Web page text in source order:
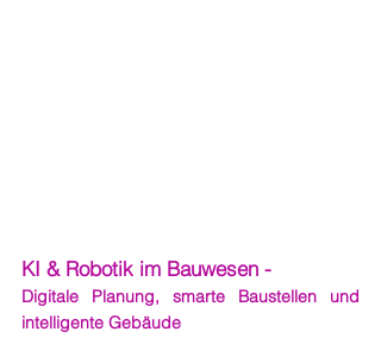
KI & Robotik im Bauwesen -
Digitale Planung, smarte Baustellen und
intelligente Gebäude